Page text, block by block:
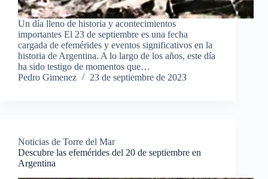
Un día lleno de historia y acontecimientos
importantes El 23 de septiembre es una fecha
cargada de efemérides y eventos significativos en la
historia de Argentina. A lo largo de los años, este día
ha sido testigo de momentos que…
Pedro Gimenez
23 de septiembre de 2023
Noticias de Torre del Mar
Descubre las efemérides del 20 de septiembre en
Argentina